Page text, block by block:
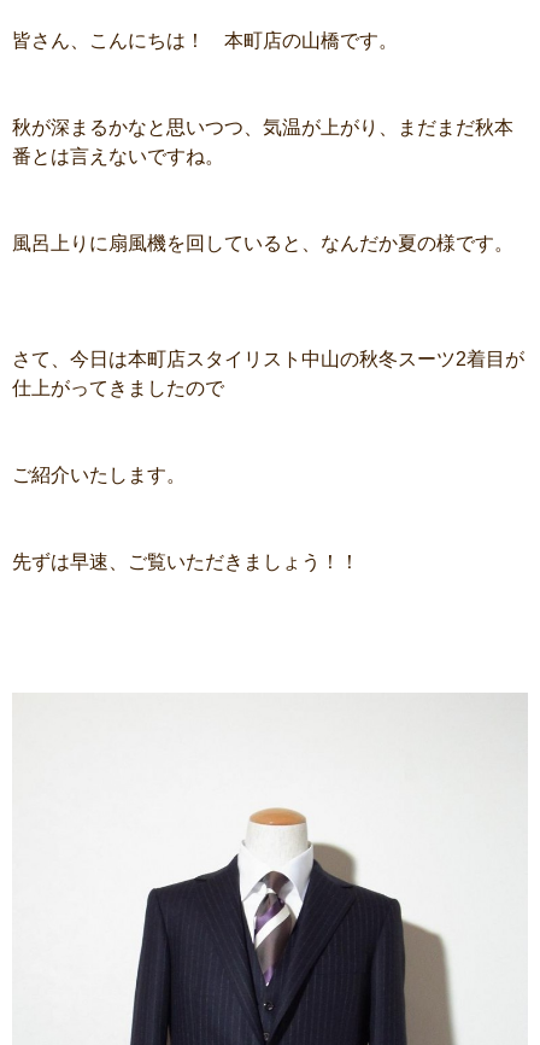
皆さん、こんにちは！ 本町店の山橋です。
秋が深まるかなと思いつつ、気温が上がり、まだまだ秋本
番とは言えないですね。
風呂上りに扇風機を回していると、なんだか夏の様です。
さて、今日は本町店スタイリスト中山の秋冬スーツ2着目が
仕上がってきましたので
ご紹介いたします。
先ずは早速、ご覧いただきましょう！！